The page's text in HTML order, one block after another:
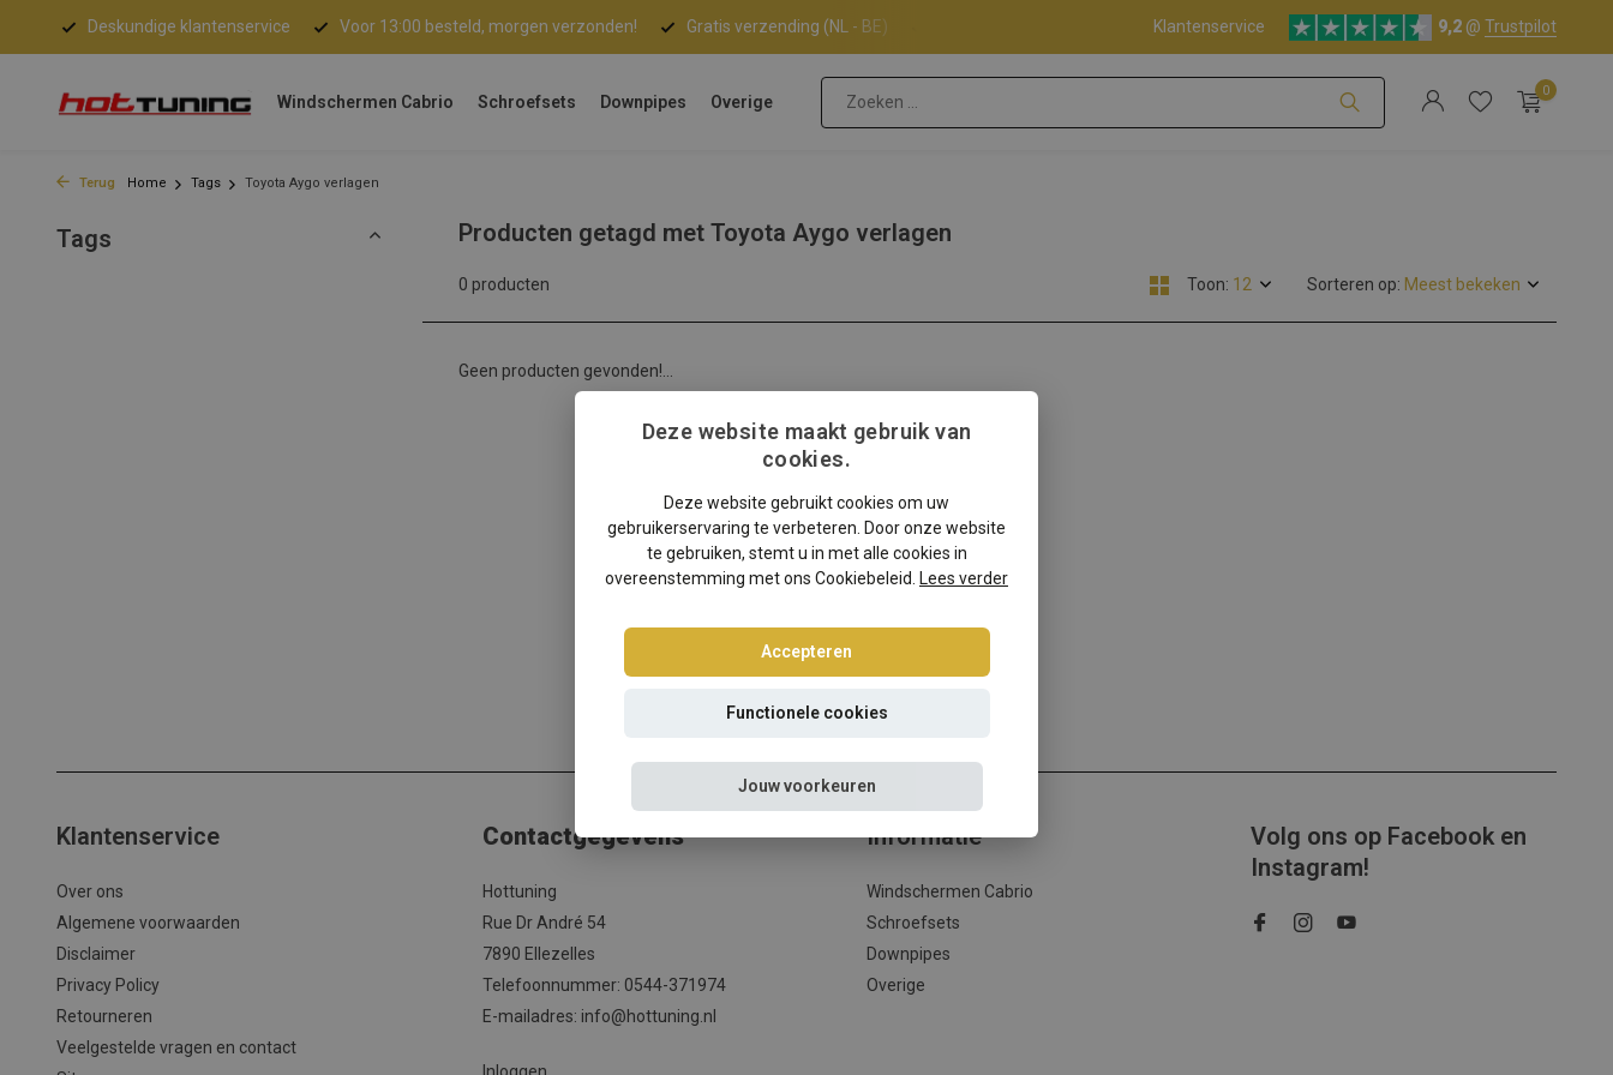
Deskundige klantenservice Voor 13:00 besteld, morgen verzonden! Gratis verzending (NL - BE) Klantenservice 9,2 @ Trustpilot
Windschermen Cabrio Schroefsets Downpipes Overige
Account aanmaken
0
Terug Home Tags Toyota Aygo verlagen
Tags Producten getagd met Toyota Aygo verlagen
0 producten Toon: Sorteren op:
Geen producten gevonden!...
Klantenservice
Over ons
Algemene voorwaarden
Disclaimer
Privacy Policy
Retourneren
Veelgestelde vragen en contact
Contactgegevens
Hottuning
Rue Dr André 54
7890 Ellezelles
Telefoonnummer: 0544-371974
E-mailadres: info@hottuning.nl
Informatie
Windschermen Cabrio
Schroefsets
Downpipes
Overige
Volg ons op Facebook en
Instagram!
Deze website maakt gebruik van
cookies.
Deze website gebruikt cookies om uw
gebruikerservaring te verbeteren. Door onze website
te gebruiken, stemt u in met alle cookies in
overeenstemming met ons Cookiebeleid.
Lees verder
Accepteren
Functionele cookies
Jouw voorkeuren